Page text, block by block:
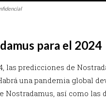
para el 2024
las predicciones de
una pandemia global
Nostradamus, así como